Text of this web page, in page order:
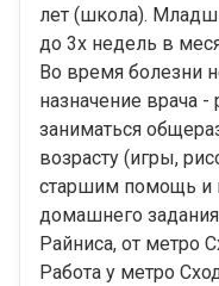
лет (школа).
до 3х недель в
Во время болезни
назначение врача
заниматься
возрасту (игры,
старшим помощь и
домашнего
Райниса, от метро
Работа у метро